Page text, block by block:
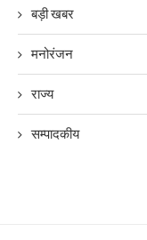
बड़ी खबर
मनोरंजन
राज्य
सम्पादकीय